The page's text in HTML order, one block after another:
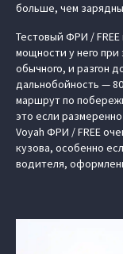
больше, чем
Тестовый ФРИ / FREE
мощности у него при
обычного, и разгон
дальнобойность —
маршрут по
это если
Voyah ФРИ / FREE
кузова, особенно
водителя,